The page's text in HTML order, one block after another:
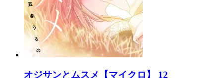
オジサンとムスメ【マイクロ】 12